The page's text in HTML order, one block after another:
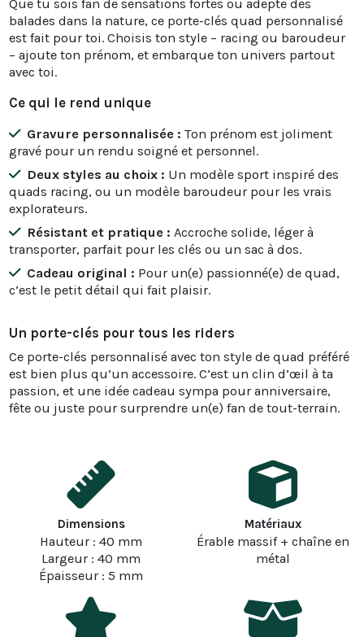
Que tu sois fan de sensations fortes ou adepte des
balades dans la nature, ce porte-clés quad personnalisé
est fait pour toi. Choisis ton style – racing ou baroudeur
– ajoute ton prénom, et embarque ton univers partout
avec toi.
Ce qui le rend unique
Gravure personnalisée : Ton prénom est joliment
gravé pour un rendu soigné et personnel.
Deux styles au choix : Un modèle sport inspiré des
quads racing, ou un modèle baroudeur pour les vrais
explorateurs.
Résistant et pratique : Accroche solide, léger à
transporter, parfait pour les clés ou un sac à dos.
Cadeau original : Pour un(e) passionné(e) de quad,
c’est le petit détail qui fait plaisir.
Un porte-clés pour tous les riders
Ce porte-clés personnalisé avec ton style de quad préféré
est bien plus qu’un accessoire. C’est un clin d’œil à ta
passion, et une idée cadeau sympa pour anniversaire,
fête ou juste pour surprendre un(e) fan de tout-terrain.
Dimensions
Hauteur : 40 mm
Largeur : 40 mm
Épaisseur : 5 mm
Matériaux
Érable massif + chaîne en
métal